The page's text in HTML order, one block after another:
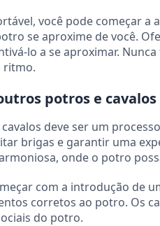
você pode começar a
se aproxime de você.
lo a se aproximar.
ritmo.
potros e cavalos
deve ser um
brigas e garantir uma
onde o potro
com a introdução de
corretos ao potro. Os
do potro.